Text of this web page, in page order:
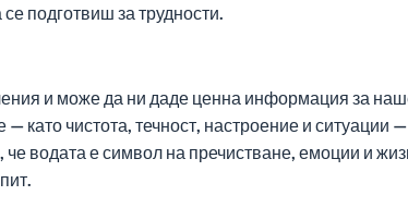
подготвиш за трудности.
и може да ни даде ценна информация за
като чистота, течност, настроение и
водата е символ на пречистване, емоции и